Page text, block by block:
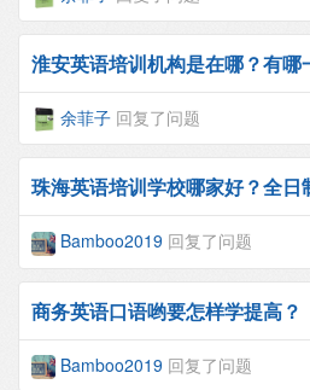
淮安英语培训机构是在哪？有哪
余菲子 回复了问题
珠海英语培训学校哪家好？全日
Bamboo2019 回复了问题
商务英语口语哟要怎样学提高？
Bamboo2019 回复了问题